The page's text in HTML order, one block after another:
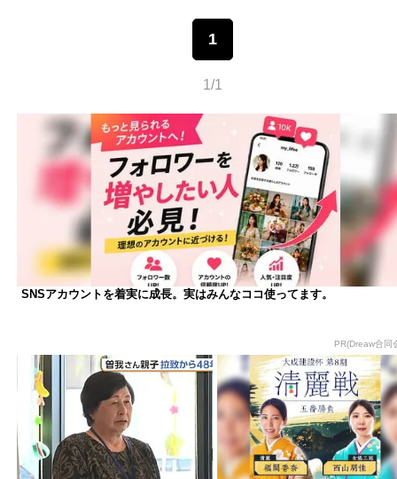
1
1/1
SNSアカウントを着実に成長。実はみんなココ使ってます。
PR(Dreaw合同